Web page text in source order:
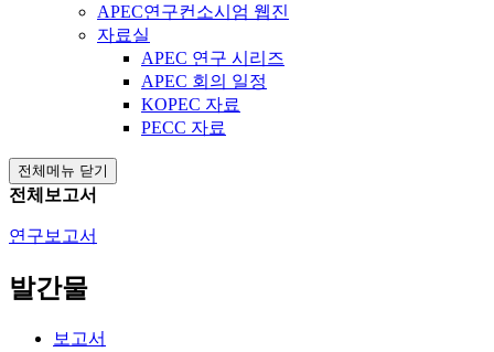
APEC연구컨소시엄 웹진
자료실
APEC 연구 시리즈
APEC 회의 일정
KOPEC 자료
PECC 자료
전체메뉴 닫기
전체보고서
연구보고서
발간물
보고서